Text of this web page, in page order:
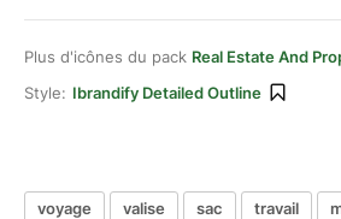
Plus d'icônes du pack Real Estate And
Style: Ibrandify Detailed Outline
voyage valise sac travail